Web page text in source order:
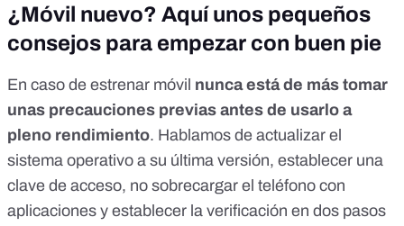
¿Móvil nuevo? Aquí unos pequeños
consejos para empezar con buen pie
En caso de estrenar móvil nunca está de más tomar
unas precauciones previas antes de usarlo a
pleno rendimiento. Hablamos de actualizar el
sistema operativo a su última versión, establecer una
clave de acceso, no sobrecargar el teléfono con
aplicaciones y establecer la verificación en dos pasos